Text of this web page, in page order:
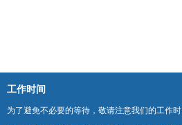
工作时间
为了避免不必要的等待，敬请注意我们的工作时